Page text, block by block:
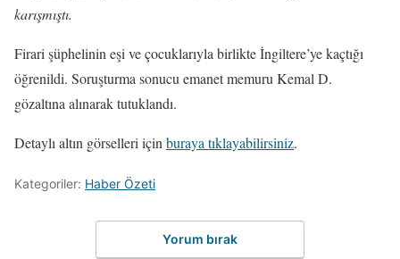
karışmıştı.
Firari şüphelinin eşi ve çocuklarıyla birlikte İngiltere’ye kaçtığı
öğrenildi. Soruşturma sonucu emanet memuru Kemal D.
gözaltına alınarak tutuklandı.
Detaylı altın görselleri için buraya tıklayabilirsiniz.
Kategoriler: Haber Özeti
Yorum bırak